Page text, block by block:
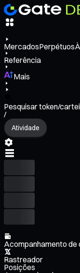
MercadosPerpétuos
Referência
Mais
Pesquisar token/
/
Atividade
Acompanhamento
Rastreador
Posições